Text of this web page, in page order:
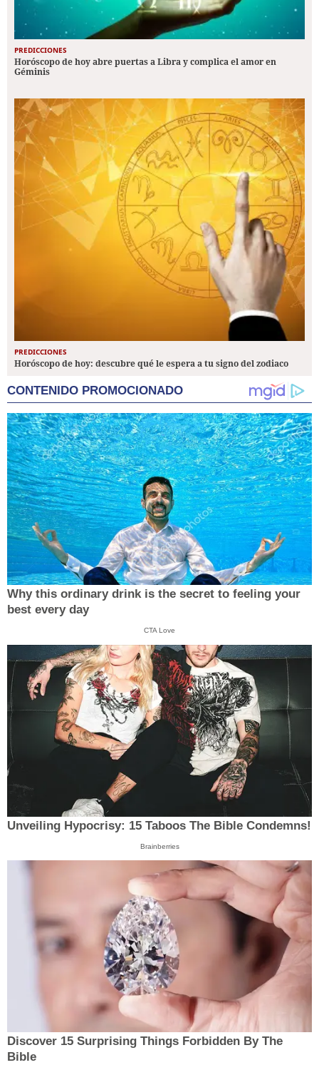
PREDICCIONES
Horóscopo de hoy abre puertas a Libra y complica el amor en
Géminis
PREDICCIONES
Horóscopo de hoy: descubre qué le espera a tu signo del zodiaco
CONTENIDO PROMOCIONADO
Why this ordinary drink is the secret to feeling your
best every day
CTA Love
Unveiling Hypocrisy: 15 Taboos The Bible Condemns!
Brainberries
Discover 15 Surprising Things Forbidden By The
Bible